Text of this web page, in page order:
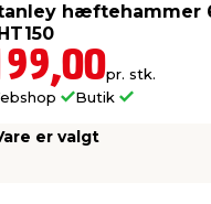
hæftehammer
pr. stk.
Butik
er valgt